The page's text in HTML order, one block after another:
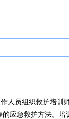
人员组织救护培训
应急救护方法。